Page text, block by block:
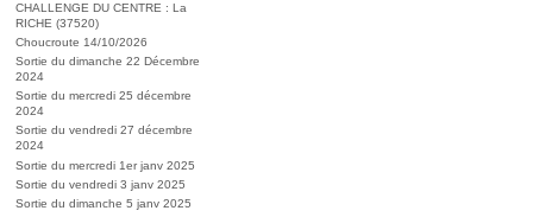
CHALLENGE DU CENTRE : La
RICHE (37520)
Choucroute 14/10/2026
Sortie du dimanche 22 Décembre
2024
Sortie du mercredi 25 décembre
2024
Sortie du vendredi 27 décembre
2024
Sortie du mercredi 1er janv 2025
Sortie du vendredi 3 janv 2025
Sortie du dimanche 5 janv 2025